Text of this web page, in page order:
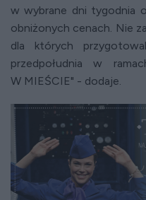
w wybrane dni tygodnia
obniżonych cenach. Nie
dla których
przedpołudnia w
W MIEŚCIE" - dodaje.